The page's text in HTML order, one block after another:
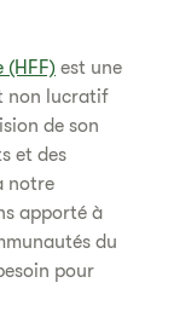
(HFF) est une
non lucratif
de son
et des
notre
apporté à
du
pour